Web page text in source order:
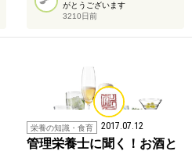
がとうございます
3210日前
栄養の知識・食育 2017.07.12
管理栄養士に聞く！お酒と